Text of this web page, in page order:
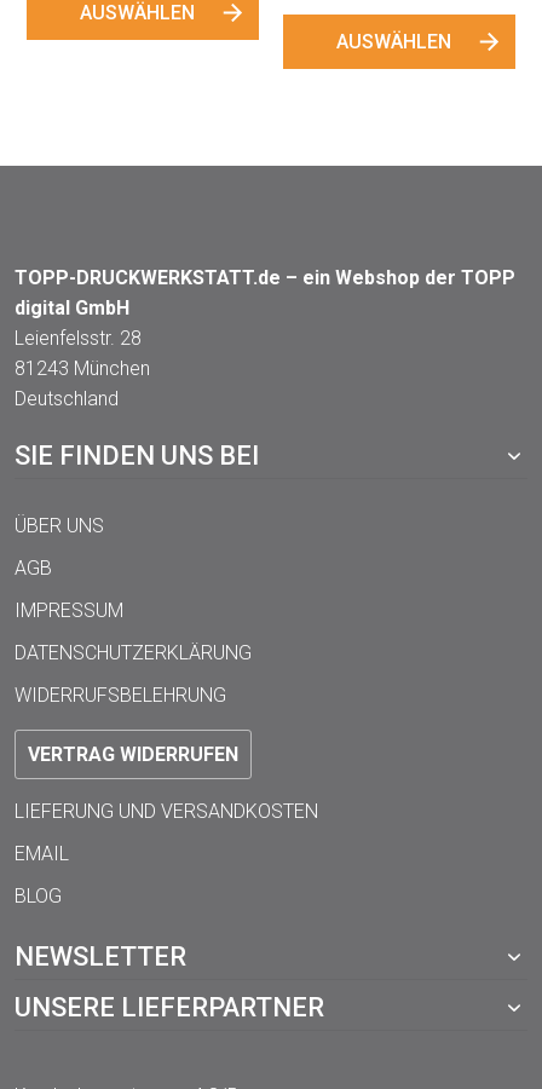
AUSWÄHLEN
AUSWÄHLEN
TOPP-DRUCKWERKSTATT.de – ein Webshop der TOPP
digital GmbH
Leienfelsstr. 28
81243 München
Deutschland
SIE FINDEN UNS BEI
ÜBER UNS
AGB
IMPRESSUM
DATENSCHUTZERKLÄRUNG
WIDERRUFSBELEHRUNG
VERTRAG WIDERRUFEN
LIEFERUNG UND VERSANDKOSTEN
EMAIL
BLOG
NEWSLETTER
UNSERE LIEFERPARTNER